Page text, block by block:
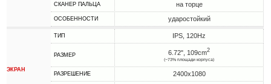
СКАНЕР ПАЛЬЦА на торце
ОСОБЕННОСТИ ударостойкий
ЭКРАН
ТИП IPS, 120Hz
РАЗМЕР 6.72", 109cm2
(~73% площади корпуса)
РАЗРЕШЕНИЕ 2400x1080